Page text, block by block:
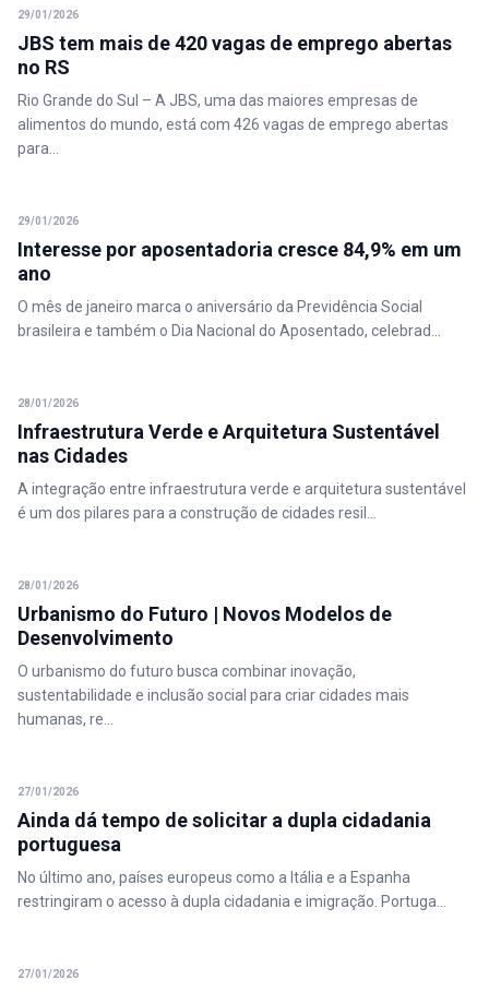
29/01/2026
JBS tem mais de 420 vagas de emprego abertas
no RS
Rio Grande do Sul – A JBS, uma das maiores empresas de
alimentos do mundo, está com 426 vagas de emprego abertas
para...
29/01/2026
Interesse por aposentadoria cresce 84,9% em um
ano
O mês de janeiro marca o aniversário da Previdência Social
brasileira e também o Dia Nacional do Aposentado, celebrad...
28/01/2026
Infraestrutura Verde e Arquitetura Sustentável
nas Cidades
A integração entre infraestrutura verde e arquitetura sustentável
é um dos pilares para a construção de cidades resil...
28/01/2026
Urbanismo do Futuro | Novos Modelos de
Desenvolvimento
O urbanismo do futuro busca combinar inovação,
sustentabilidade e inclusão social para criar cidades mais
humanas, re...
27/01/2026
Ainda dá tempo de solicitar a dupla cidadania
portuguesa
No último ano, países europeus como a Itália e a Espanha
restringiram o acesso à dupla cidadania e imigração. Portuga...
27/01/2026